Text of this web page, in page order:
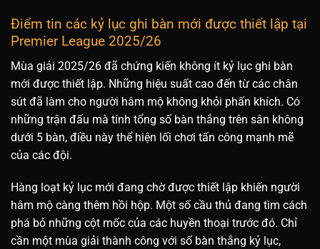
Điểm tin các kỷ lục ghi bàn mới được thiết lập tại
Premier League 2025/26
Mùa giải 2025/26 đã chứng kiến không ít kỷ lục ghi bàn
mới được thiết lập. Những hiệu suất cao đến từ các chân
sút đã làm cho người hâm mộ không khỏi phấn khích. Có
những trận đấu mà tính tổng số bàn thắng trên sân không
dưới 5 bàn, điều này thể hiện lối chơi tấn công mạnh mẽ
của các đội.
Hàng loạt kỷ lục mới đang chờ được thiết lập khiến người
hâm mộ càng thêm hồi hộp. Một số cầu thủ đang tìm cách
phá bỏ những cột mốc của các huyền thoại trước đó. Chỉ
cần một mùa giải thành công với số bàn thắng kỷ lục,